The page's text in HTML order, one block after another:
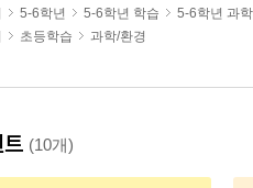
5-6학년 5-6학년 학습
5-6학년 과
초등학습 과학/환경
(10개)